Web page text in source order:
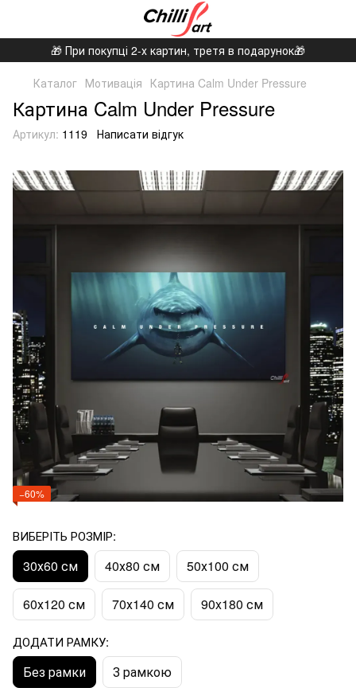
🎁 При покупці 2-х картин, третя в подарунок🎁
Каталог Мотивація Картина Calm Under Pressure
Картина Calm Under Pressure
Артикул: 1119 Написати відгук
−60%
ВИБЕРІТЬ РОЗМІР:
30х60 см 40х80 см 50х100 см
60х120 см 70х140 см 90x180 см
ДОДАТИ РАМКУ:
Без рамки З рамкою